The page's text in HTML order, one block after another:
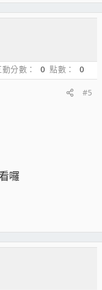
動分數 0 點數
0
#5
囉